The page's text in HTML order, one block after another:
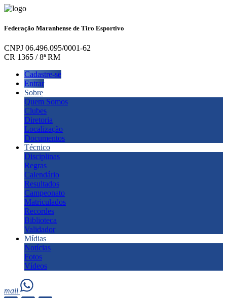
Federação Maranhense de Tiro Esportivo
CNPJ 06.496.095/0001-62
CR 1365 / 8ª RM
Cadastre-se
Entrar
Sobre
Quem Somos
Clubes
Diretoria
Localização
Documentos
Técnico
Disciplinas
Regras
Calendário
Resultados
Campeonato
Matriculados
Recordes
Biblioteca
Validador
Mídias
Notícias
Fotos
Vídeos
mail